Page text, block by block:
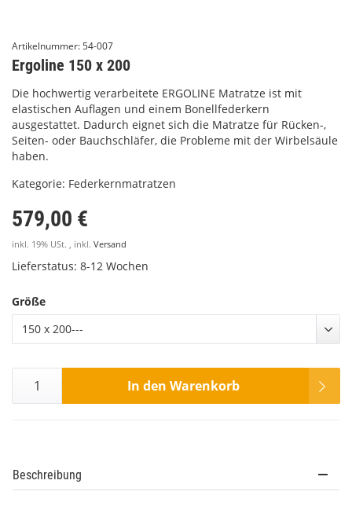
Artikelnummer: 54-007
Ergoline 150 x 200
Die hochwertig verarbeitete ERGOLINE Matratze ist mit
elastischen Auflagen und einem Bonellfederkern
ausgestattet. Dadurch eignet sich die Matratze für Rücken-,
Seiten- oder Bauchschläfer, die Probleme mit der Wirbelsäule
haben.
Kategorie: Federkernmatratzen
579,00 €
inkl. 19% USt. , inkl. Versand
Lieferstatus: 8-12 Wochen
Größe
150 x 200---
In den Warenkorb
Beschreibung